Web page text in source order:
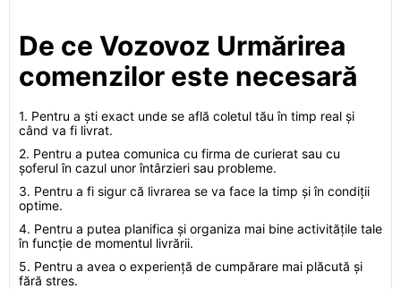
De ce Vozovoz Urmărirea
comenzilor este necesară
1. Pentru a ști exact unde se află coletul tău în timp real și
când va fi livrat.
2. Pentru a putea comunica cu firma de curierat sau cu
șoferul în cazul unor întârzieri sau probleme.
3. Pentru a fi sigur că livrarea se va face la timp și în condiții
optime.
4. Pentru a putea planifica și organiza mai bine activitățile tale
în funcție de momentul livrării.
5. Pentru a avea o experiență de cumpărare mai plăcută și
fără stres.